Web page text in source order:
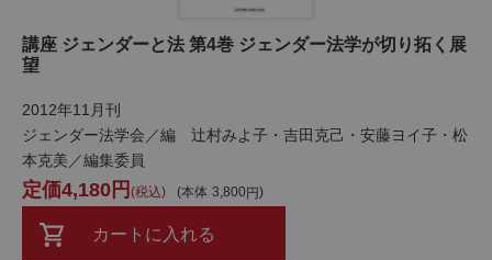
講座 ジェンダーと法 第4巻 ジェンダー法学が切り拓く展
望
2012年11月刊
ジェンダー法学会／編 辻村みよ子・吉田克己・安藤ヨイ子・松
本克美／編集委員
本体 3,800
4,180 税込
カートに入れる